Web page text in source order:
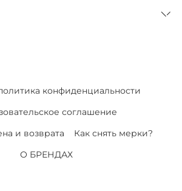
конфиденциальности
соглашение
и возврата
Как снять мерки?
О БРЕНДАХ